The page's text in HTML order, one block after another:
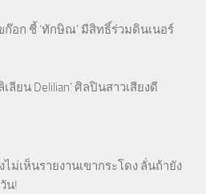
ขก๊อก ชี้ ‘ทักษิณ’ มีสิทธิ์ร่วมดินเนอร์
เลียน Delilian’ ศิลปินสาวเสียงดี
ไม่เห็นรายงานเขากระโดง ลั่นถ้ายัง
น!